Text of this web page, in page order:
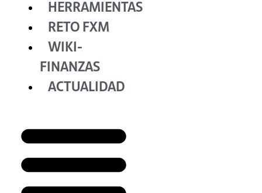
HERRAMIENTAS
RETO FXM
WIKI-
FINANZAS
ACTUALIDAD